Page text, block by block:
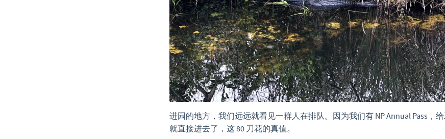
进园的地方，我们远远就看见一群人在排队。因为我们有 NP Annual Pass，
就直接进去了，这 80 刀花的真值。